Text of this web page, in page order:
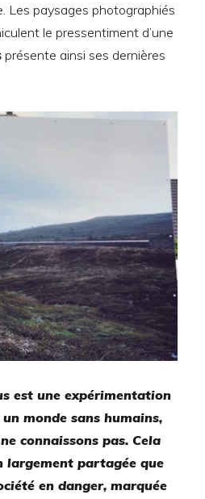
Les paysages photographiés
le pressentiment d’une
présente ainsi ses dernières
est une expérimentation
monde sans humains,
connaissons pas. Cela
largement partagée que
en danger, marquée